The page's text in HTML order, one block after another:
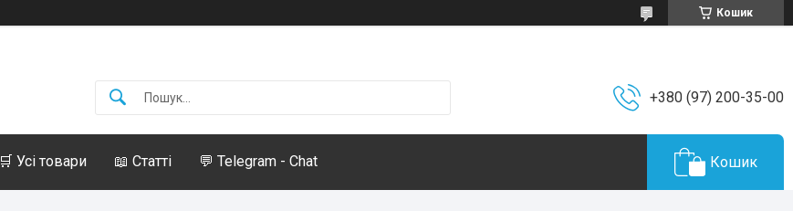
Кошик
+380 (97) 200-35-00
🛒 Усі товари 📖 Статті 💬 Telegram - Chat Кошик